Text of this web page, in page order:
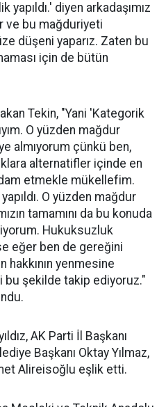
diyen arkadaşımız
ve bu mağduriyeti
düşeni yaparız. Zaten bu
için de bütün
Tekin, "Yani 'Kategorik
O yüzden mağdur
almıyorum çünkü ben,
alternatifler içinde en
etmekle mükellefim.
O yüzden mağdur
tamamını da bu konuda
Hukuksuzluk
eğer ben de gereğini
hakkının yenmesine
şekilde takip ediyoruz."
AK Parti İl Başkanı
Başkanı Oktay Yılmaz,
Alireisoğlu eşlik etti.